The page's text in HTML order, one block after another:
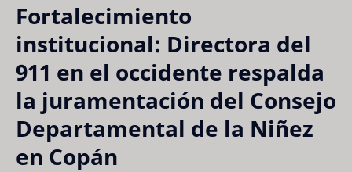
Fortalecimiento
institucional: Directora del
911 en el occidente respalda
la juramentación del Consejo
Departamental de la Niñez
en Copán